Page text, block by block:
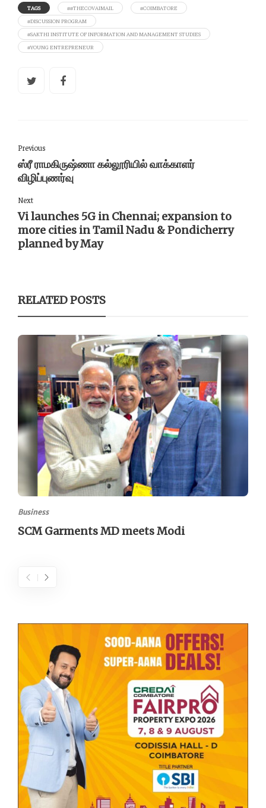
TAGS ##THECOVAIMAIL
#COIMBATORE
#DISCUSSION PROGRAM
#SAKTHI INSTITUTE OF INFORMATION AND MANAGEMENT STUDIES
#YOUNG ENTREPRENEUR
Previous
ஸ்ரீ ராமகிருஷ்ணா கல்லூரியில் வாக்காளர்
விழிப்புணர்வு
Next
Vi launches 5G in Chennai; expansion to
more cities in Tamil Nadu & Pondicherry
planned by May
RELATED POSTS
Business
SCM Garments MD meets Modi